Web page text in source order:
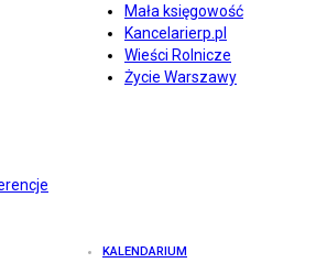
Mała księgowość
Kancelarierp.pl
Wieści Rolnicze
Życie Warszawy
KALENDARIUM